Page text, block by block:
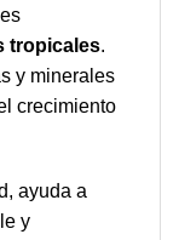
tropicales.
y minerales
crecimiento
ayuda a
y